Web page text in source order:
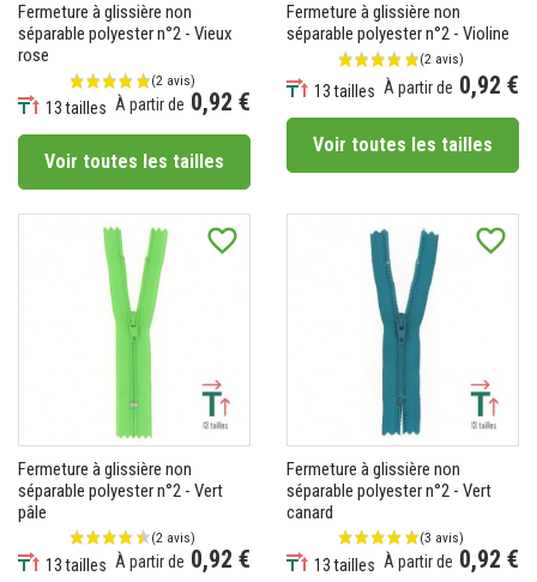
(5 avis)
Fermeture à glissière non
séparable polyester n°2 - Vieux
rose
13 tailles À partir de 0,92 €
Voir toutes les tailles
Fermeture à glissière non
séparable polyester n°2 - Violine
13 tailles À partir de 0,92 €
Voir toutes les tailles
favorite_border
Fermeture à glissière non
séparable polyester n°2 - Vert
pâle
13 tailles À partir de 0,92 €
favorite_border
Fermeture à glissière non
séparable polyester n°2 - Vert
canard
13 tailles À partir de 0,92 €